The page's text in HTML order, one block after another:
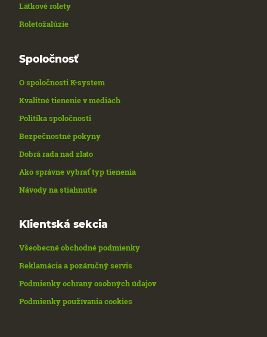
Látkové rolety
Roletožalúzie
Spoločnosť
O spoločnosti K-system
Kvalitné tienenie v médiách
Politika spoločnosti
Bezpečnostné pokyny
Dobrá rada nad zlato
Ako správne vybrať typ tienenia
Návody na stiahnutie
Klientská sekcia
Všeobecné obchodné podmienky
Reklamácia a pozáručný servis
Podmienky ochrany osobných údajov
Podmienky používania cookies